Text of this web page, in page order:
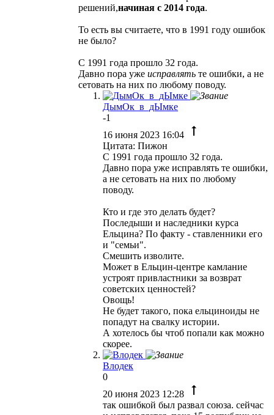
решений,начиная с 2014 года.
То есть вы считаете, что в 1991 году ошибок
не было?
С 1991 года прошло 32 года.
Давно пора уже исправлять те ошибки, а не
сетовать на них по любому поводу.
ДымОк_в_дЫмке
-1
16 июня 2023 16:04
Цитата: Пижон
С 1991 года прошло 32 года.
Давно пора уже исправлять те ошибки,
а не сетовать на них по любому
поводу.
Кто и где это делать будет?
Последыши и наследники курса
Ельцина? По факту - ставленники его
и "семьи".
Смешить изволите.
Может в Ельцин-центре камлание
устроят привластники за возврат
советских ценностей?
Овощь!
Не будет такого, пока ельциноиды не
попадут на свалку истории.
А хотелось бы чтоб попали как можно
скорее.
Влодек
0
20 июня 2023 12:28
так ошибкой был развал союза. сейчас